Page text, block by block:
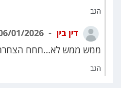
הגב
דין בין
ממש ממש לא...חחח הצחרת
הגב